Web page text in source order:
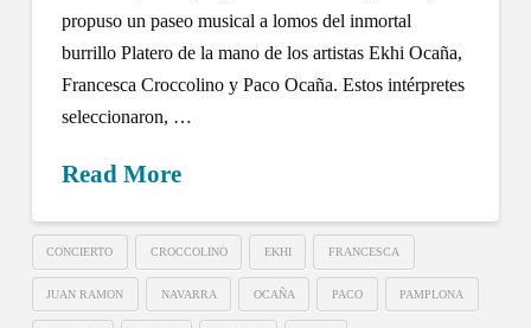
propuso un paseo musical a lomos del inmortal
burrillo Platero de la mano de los artistas Ekhi Ocaña,
Francesca Croccolino y Paco Ocaña. Estos intérpretes
seleccionaron, …
Read More
CONCIERTO CROCCOLINO EKHI FRANCESCA
JUAN RAMON NAVARRA OCAÑA PACO PAMPLONA